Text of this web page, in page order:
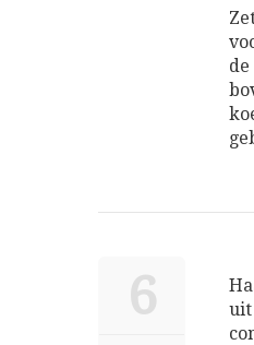
de
6
uit